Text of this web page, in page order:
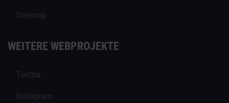
Sitemap
WEITERE WEBPROJEKTE
Twitter
Instagram